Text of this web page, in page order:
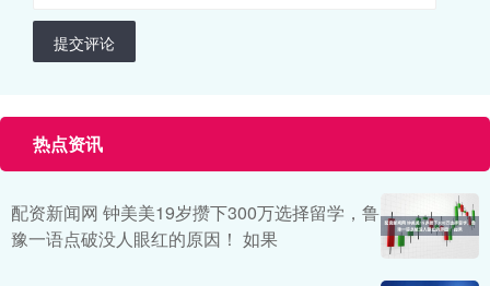
提交评论
热点资讯
配资新闻网 钟美美19岁攒下300万选择留学，鲁
豫一语点破没人眼红的原因！ 如果